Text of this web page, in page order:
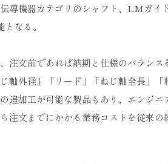
導機器カテゴリのシャフト、LMガイ
なる。
注文前であれば納期と仕様のバランス
軸外径」「リード」「ねじ軸全長」「
追加工が可能な製品もあり、エンジニ
注文までにかかる業務コストを従来の